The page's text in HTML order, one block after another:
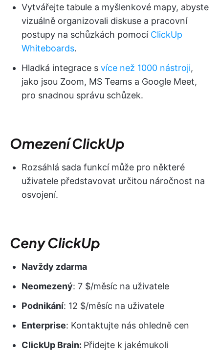
Vytvářejte tabule a myšlenkové mapy, abyste
vizuálně organizovali diskuse a pracovní
postupy na schůzkách pomocí ClickUp
Whiteboards.
Hladká integrace s více než 1000 nástroji,
jako jsou Zoom, MS Teams a Google Meet,
pro snadnou správu schůzek.
Omezení ClickUp
Rozsáhlá sada funkcí může pro některé
uživatele představovat určitou náročnost na
osvojení.
Ceny ClickUp
Navždy zdarma
Neomezený: 7 $/měsíc na uživatele
Podnikání: 12 $/měsíc na uživatele
Enterprise: Kontaktujte nás ohledně cen
ClickUp Brain: Přidejte k jakémukoli